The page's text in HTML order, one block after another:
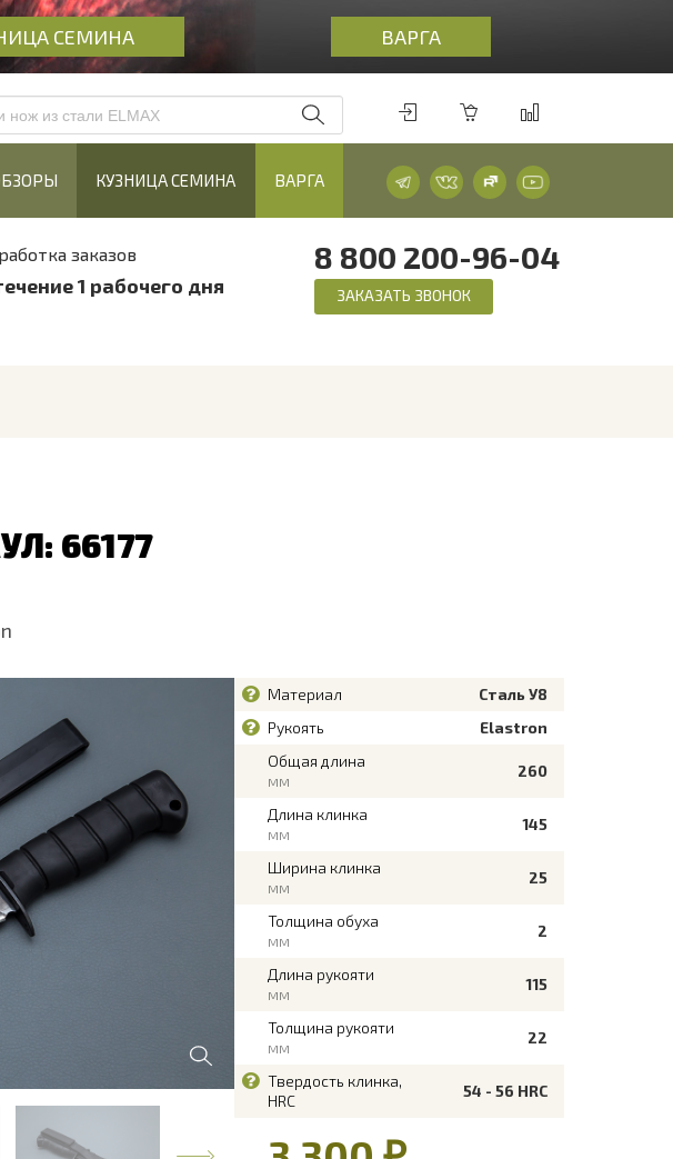
СЕМИНА ВАРГА
КУЗНИЦА СЕМИНА ВАРГА
заказов
1 рабочего дня
8 800 200-96-04
ЗАКАЗАТЬ ЗВОНОК
66177
Материал
Сталь У8
Рукоять
Elastron
Общая длина
мм
260
Длина клинка
мм
145
Ширина клинка
мм
25
Толщина обуха
мм
2
Длина рукояти
мм
115
Толщина рукояти
мм
22
Твердость клинка,
HRC
54 - 56 HRC